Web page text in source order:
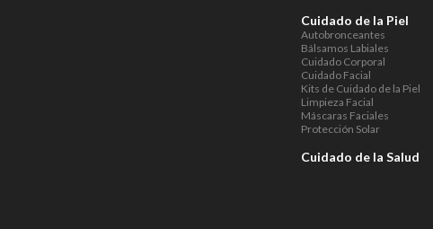
Cuidado de la Piel
Autobronceantes
Bálsamos Labiales
Cuidado Corporal
Cuidado Facial
Kits de Cuidado de la Piel
Limpieza Facial
Máscaras Faciales
Protección Solar
Cuidado de la Salud